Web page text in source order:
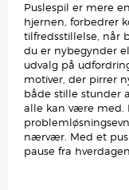
Puslespil er mere
hjernen, forbedrer
tilfredsstillelse, når
du er nybegynder
udvalg på
motiver, der pirrer
både stille stunder
alle kan være med.
nærvær. Med et
pause fra